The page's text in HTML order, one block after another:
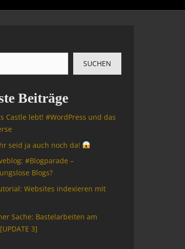
SUCHEN
Beiträge
Castle lebt! #WordPress und das
seid ja auch noch da!
#Blogparade –
Blogs?
Websites indexieren mit
Sache: Bastelarbeiten am
3]